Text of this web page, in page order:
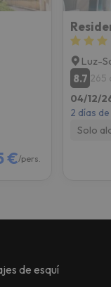
€/pers.
Luz-
8.7 265
04/12/
2 días
Solo
de esquí